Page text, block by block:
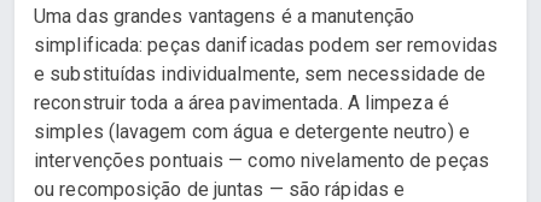
Uma das grandes vantagens é a manutenção
simplificada: peças danificadas podem ser removidas
e substituídas individualmente, sem necessidade de
reconstruir toda a área pavimentada. A limpeza é
simples (lavagem com água e detergente neutro) e
intervenções pontuais — como nivelamento de peças
ou recomposição de juntas — são rápidas e